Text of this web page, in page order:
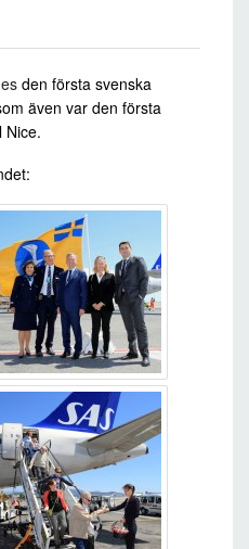
den första svenska
även var den första
Nice.